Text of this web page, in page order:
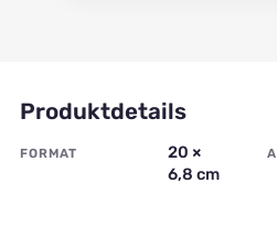
Produktdetails
FORMAT
20 ×
6,8 cm